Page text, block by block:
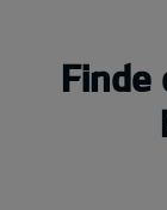
Finde